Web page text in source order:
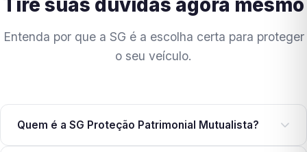
Tire suas dúvidas agora mesmo
Entenda por que a SG é a escolha certa para proteger
o seu veículo.
Quem é a SG Proteção Patrimonial Mutualista?